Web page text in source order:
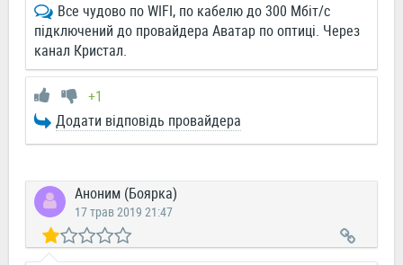
Все чудово по WIFI, по кабелю до 300 Мбіт/с
підключений до провайдера Аватар по оптиці. Через
канал Кристал.
+1
Додати відповідь провайдера
Аноним (Боярка)
17 трав 2019 21:47